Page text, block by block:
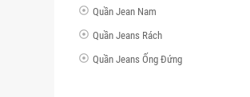
Quần Jean Nam
Quần Jeans Rách
Quần Jeans Ống Đứng